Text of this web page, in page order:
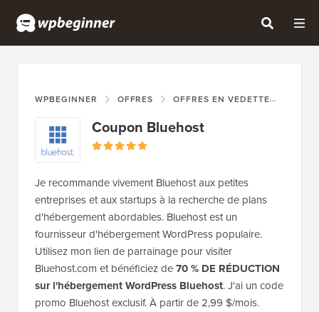
WPBEGINNER OFFRES OFFRES EN VEDETTE
Coupon Bluehost
Je recommande vivement Bluehost aux petites
entreprises et aux startups à la recherche de plans
d'hébergement abordables. Bluehost est un
fournisseur d'hébergement WordPress populaire.
Utilisez mon lien de parrainage pour visiter
Bluehost.com et bénéficiez de70 % DE RÉDUCTION
sur l'hébergement WordPress Bluehost. J'ai un code
promo Bluehost exclusif. À partir de 2,99 $/mois.